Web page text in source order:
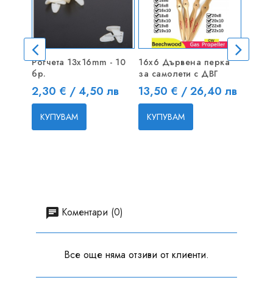
Рогчета 13x16mm - 10
бр.
Цена
2,30 € / 4,50 лв
КУПУВАМ
16x6 Дървена перка
за самолети с ДВГ
Цена
13,50 € / 26,40 лв
КУПУВАМ
Коментари (0)
Все още няма отзиви от клиенти.